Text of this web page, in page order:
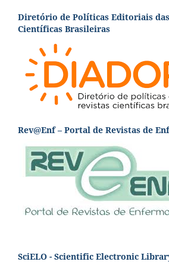
Diretório de Políticas Editoriais
Científicas Brasileiras
Rev@Enf – Portal de Revistas de
SciELO - Scientific Electronic